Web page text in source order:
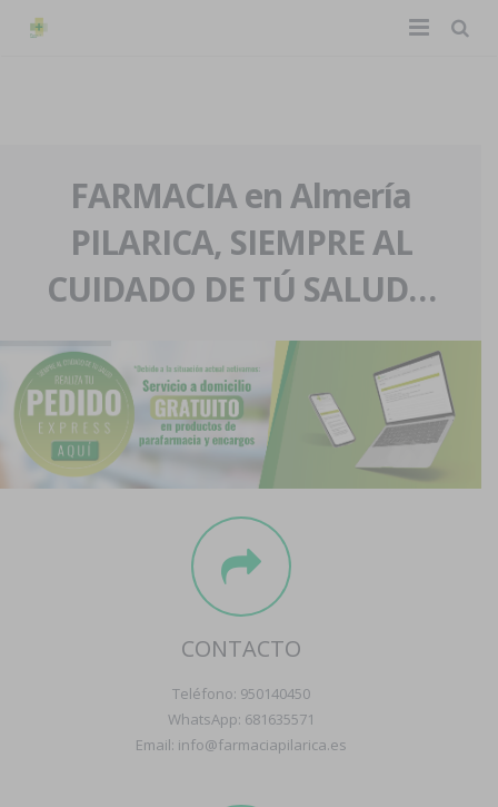
La farmacia
Nuestra historia
Nuestro equipo
Eventos
Servicios y reservas
Pedidos express
Blog
Contacto
Boletín
FARMACIA en Almería
PILARICA, SIEMPRE AL
CUIDADO DE TÚ SALUD…
CONTACTO
Teléfono: 950140450
WhatsApp: 681635571
Email: info@farmaciapilarica.es